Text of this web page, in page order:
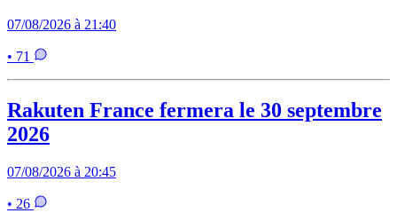
07/08/2026 à 21:40
• 71
Rakuten France fermera le 30 septembre
2026
07/08/2026 à 20:45
• 26